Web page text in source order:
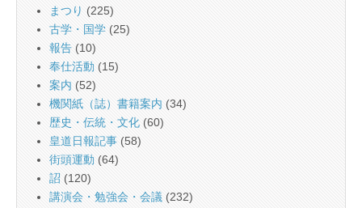
まつり (225)
古学・国学 (25)
報告 (10)
奉仕活動 (15)
案内 (52)
機関紙（誌）書籍案内 (34)
歴史・伝統・文化 (60)
皇道日報記事 (58)
街頭運動 (64)
詔 (120)
講演会・勉強会・会議 (232)